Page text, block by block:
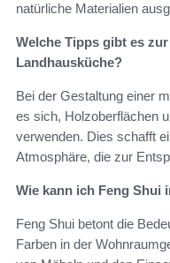
natürliche Materialien
Welche Tipps gibt es
Landhausküche?
Bei der Gestaltung einer
es sich, Holzoberflächen
verwenden. Dies schafft
Atmosphäre, die zur
Wie kann ich Feng Shui
Feng Shui betont die
Farben in der